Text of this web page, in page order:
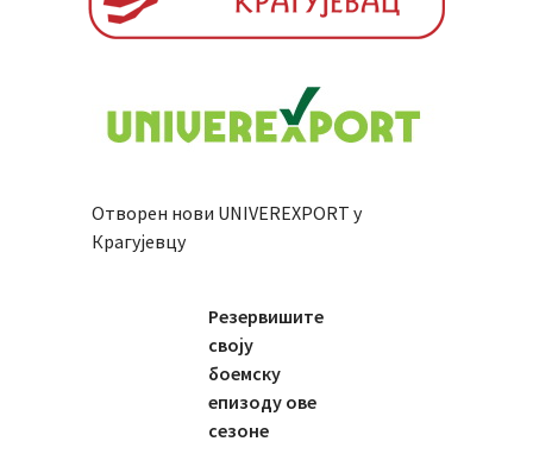
Отворен нови UNIVEREXPORT у
Крагујевцу
Резервишите
своју
боемску
епизоду ове
сезоне